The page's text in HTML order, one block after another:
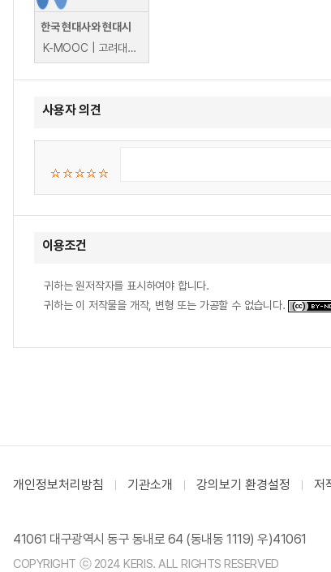
한국 현대사와 현대시
K-MOOC | 고려대학교 한국언어문화학술확산연구소 김종훈, 강은진, 노춘기, 이경수, 최호빈, 하재연, 신철규, 이상숙, 이현승
사용자 의견
이용조건
귀하는 원저작자를 표시하여야 합니다.
귀하는 이 저작물을 개작, 변형 또는 가공할 수 없습니다.
개인정보처리방침 기관소개 강의보기 환경설정 저
41061 대구광역시 동구 동내로 64 (동내동 1119) 우)41061
COPYRIGHT ⓒ 2024 KERIS. ALL RIGHTS RESERVED